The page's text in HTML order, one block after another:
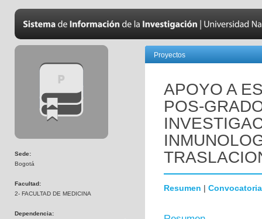
Sede:
Bogotá
Facultad:
2- FACULTAD DE MEDICINA
Dependencia:
Proyectos
APOYO A
POS-
Resumen | Convocatoria